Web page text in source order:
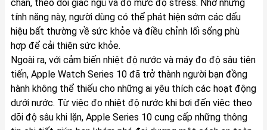
chân, theo dõi giấc ngủ và đo mức độ stress. Nhờ những
tính năng này, người dùng có thể phát hiện sớm các dấu
hiệu bất thường về sức khỏe và điều chỉnh lối sống phù
hợp để cải thiện sức khỏe.
Ngoài ra, với cảm biến nhiệt độ nước và máy đo độ sâu tiên
tiến, Apple Watch Series 10 đã trở thành người bạn đồng
hành không thể thiếu cho những ai yêu thích các hoạt động
dưới nước. Từ việc đo nhiệt độ nước khi bơi đến việc theo
dõi độ sâu khi lặn, Apple Series 10 cung cấp những thông